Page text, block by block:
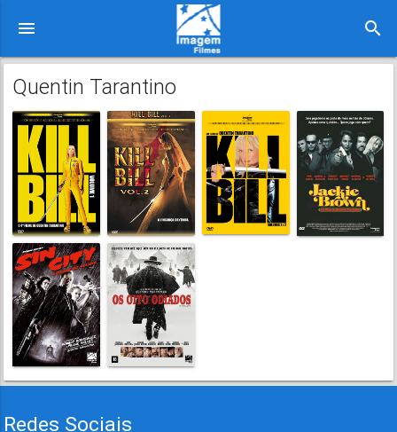
menu search
Quentin Tarantino
Redes Sociais